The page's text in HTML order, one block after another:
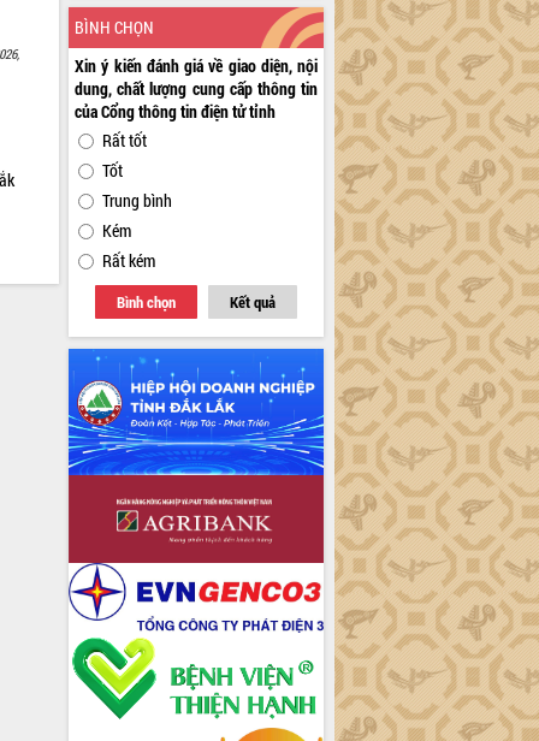
BÌNH CHỌN
Xin ý kiến đánh giá về giao diện, nội
dung, chất lượng cung cấp thông tin
của Cổng thông tin điện tử tỉnh
Rất tốt
Tốt
Trung bình
Kém
Rất kém
Bình chọn Kết quả